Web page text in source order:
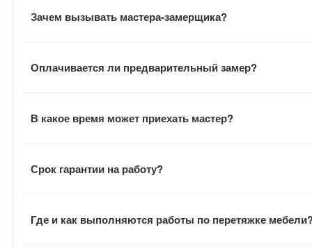
Зачем вызывать мастера-замерщика?
Замерщик оценивает фронт работ, подбирает
Оплачивается ли предварительный замер?
Выезд мастера бесплатный. Также заказчику не нужно
В какое время может приехать мастер?
Визит мастера всегда согласуется с заказчиком.
Срок гарантии на работу?
В договоре указан гарантийный срок на выполненные
Где и как выполняются работы по перетяжке